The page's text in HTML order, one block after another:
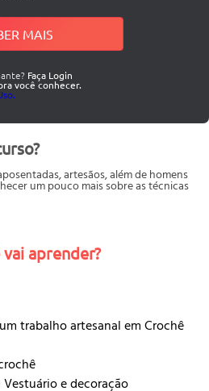
MAIS
Faça Login
você conhecer.
artesãos, além de homens
um pouco mais sobre as técnicas
aprender?
trabalho artesanal em Crochê
e decoração